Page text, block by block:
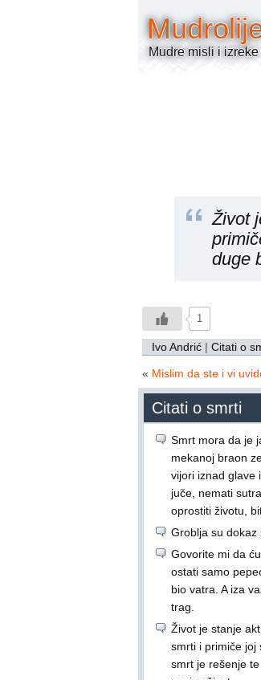
Mudre misli i izreke
Život
duge
1
Ivo Andrić | Citati o
« Mislim da ste i vi
Citati o smrti
Smrt mora da je
mekanoj braon
vijori iznad glave
juče, nemati
oprostiti životu,
Groblja su dokaz
Govorite mi da
ostati samo
bio vatra. A iza
trag.
Život je stanje
smrti i primiče joj
smrt je rešenje